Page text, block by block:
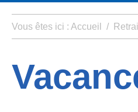
Vous êtes ici : Accueil /